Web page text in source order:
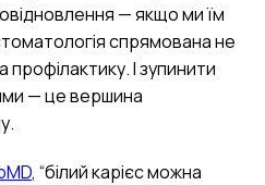
— якщо ми їм
спрямована не
профілактику. І зупинити
— це вершина
, “білий карієс можна